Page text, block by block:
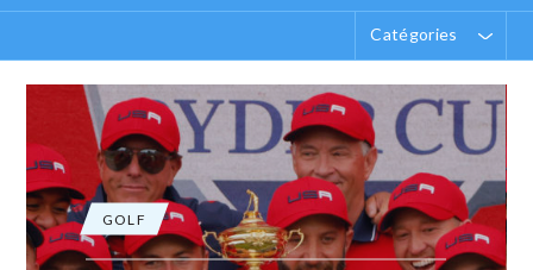
Catégories
GOLF